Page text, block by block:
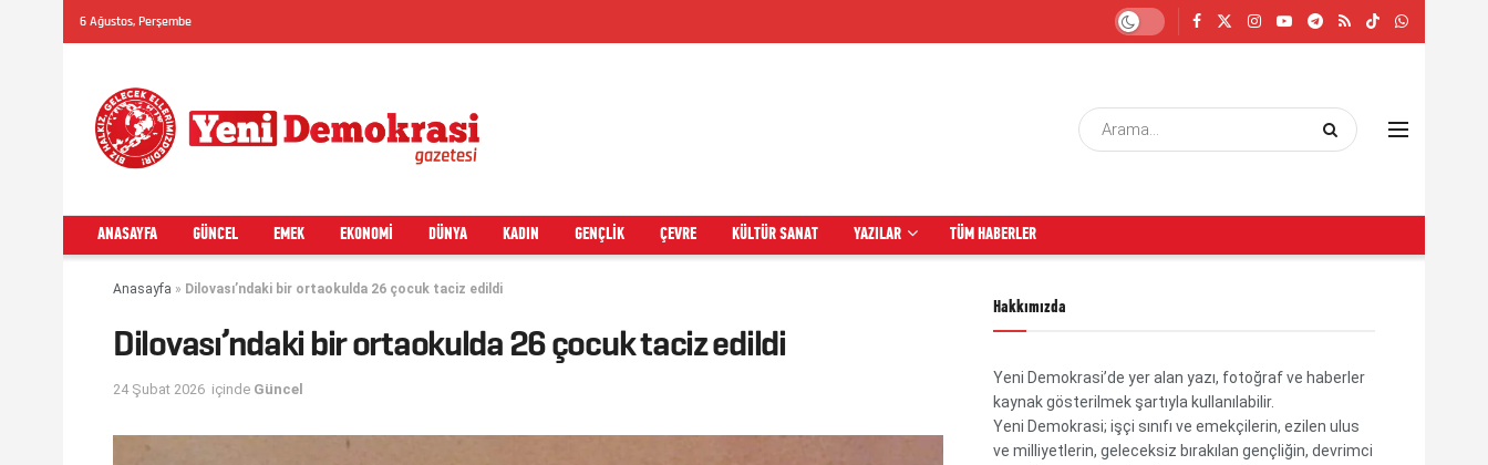
6 Ağustos, Perşembe
ANASAYFA GÜNCEL EMEK EKONOMI DÜNYA KADIN GENÇLIK ÇEVRE KÜLTÜR SANAT YAZILAR TÜM HABERLER
Anasayfa » Dilovası’ndaki bir ortaokulda 26 çocuk taciz edildi
Dilovası’ndaki bir ortaokulda 26 çocuk taciz edildi
24 Şubat 2026 içinde Güncel
Hakkımızda
Yeni Demokrasi’de yer alan yazı, fotoğraf ve haberler
kaynak gösterilmek şartıyla kullanılabilir.
Yeni Demokrasi; işçi sınıfı ve emekçilerin, ezilen ulus
ve milliyetlerin, geleceksiz bırakılan gençliğin, devrimci